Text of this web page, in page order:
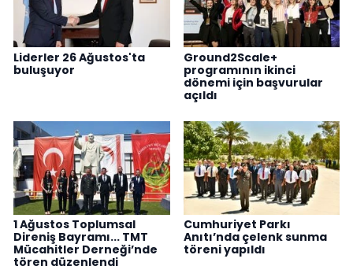
Liderler 26 Ağustos'ta
buluşuyor
Ground2Scale+
programının ikinci
dönemi için başvurular
açıldı
1 Ağustos Toplumsal
Direniş Bayramı... TMT
Mücahitler Derneği’nde
tören düzenlendi
Cumhuriyet Parkı
Anıtı’nda çelenk sunma
töreni yapıldı